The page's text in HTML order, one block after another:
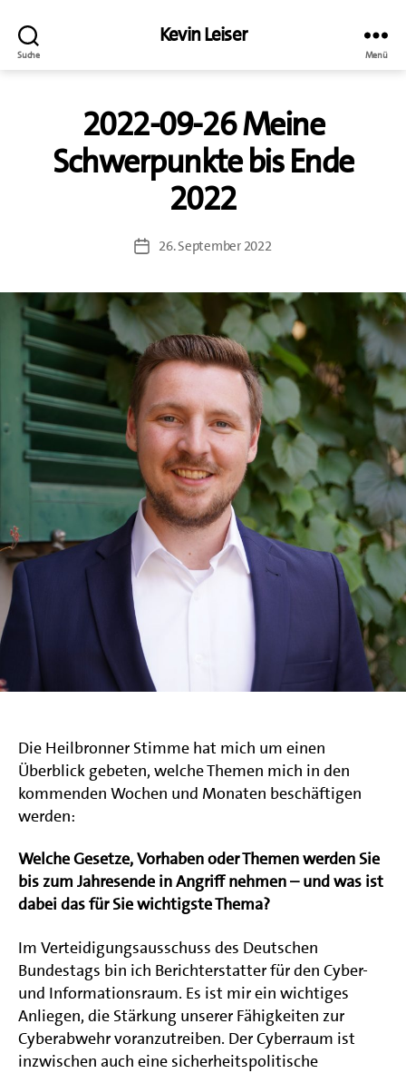
Suche
Kevin Leiser
Menü
2022-09-26 Meine
Schwerpunkte bis Ende
2022
Beitragsdatum
26. September 2022
Die Heilbronner Stimme hat mich um einen
Überblick gebeten, welche Themen mich in den
kommenden Wochen und Monaten beschäftigen
werden:
Welche Gesetze, Vorhaben oder Themen werden Sie
bis zum Jahresende in Angriff nehmen – und was ist
dabei das für Sie wichtigste Thema?
Im Verteidigungsausschuss des Deutschen
Bundestags bin ich Berichterstatter für den Cyber-
und Informationsraum. Es ist mir ein wichtiges
Anliegen, die Stärkung unserer Fähigkeiten zur
Cyberabwehr voranzutreiben. Der Cyberraum ist
inzwischen auch eine sicherheitspolitische